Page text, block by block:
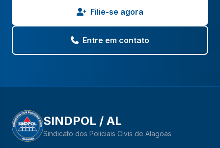
Filie-se agora
Entre em contato
SINDPOL / AL
Sindicato dos Policiais Civis de Alagoas